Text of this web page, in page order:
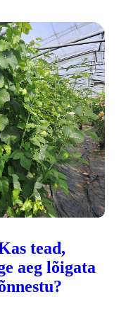
tead,
aeg lõigata